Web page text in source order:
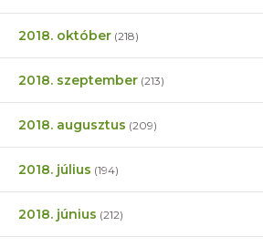
2018. október (218)
2018. szeptember (213)
2018. augusztus (209)
2018. július (194)
2018. június (212)